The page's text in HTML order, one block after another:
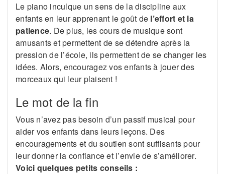
Le piano inculque un sens de la discipline aux
enfants en leur apprenant le goût de l’effort et la
patience. De plus, les cours de musique sont
amusants et permettent de se détendre après la
pression de l’école, ils permettent de se changer les
idées. Alors, encouragez vos enfants à jouer des
morceaux qui leur plaisent !
Le mot de la fin
Vous n’avez pas besoin d’un passif musical pour
aider vos enfants dans leurs leçons. Des
encouragements et du soutien sont suffisants pour
leur donner la confiance et l’envie de s’améliorer.
Voici quelques petits conseils :